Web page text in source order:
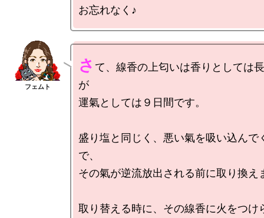
さ て、線香の上匂いは香りとしては
が
運氣としては９日間です。
盛り塩と同じく、悪い氣を吸い込んで
で、
その氣が逆流放出される前に取り換え
取り替える時に、その線香に火をつけ